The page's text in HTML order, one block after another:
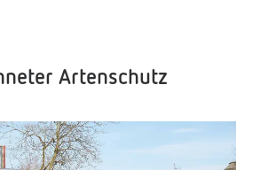
Artenschutz